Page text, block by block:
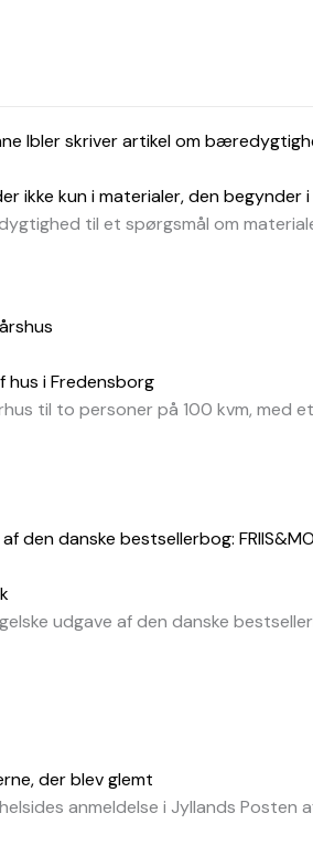
ikke kun i materialer, den begynder
til et spørgsmål om
hus i Fredensborg
til to personer på 100 kvm,
udgave af den danske
der blev glemt
anmeldelse i Jyllands Posten